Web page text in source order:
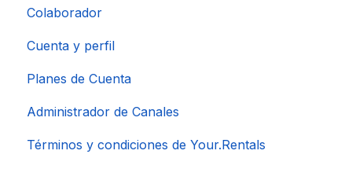
Colaborador
Cuenta y perfil
Planes de Cuenta
Administrador de Canales
Términos y condiciones de Your.Rentals